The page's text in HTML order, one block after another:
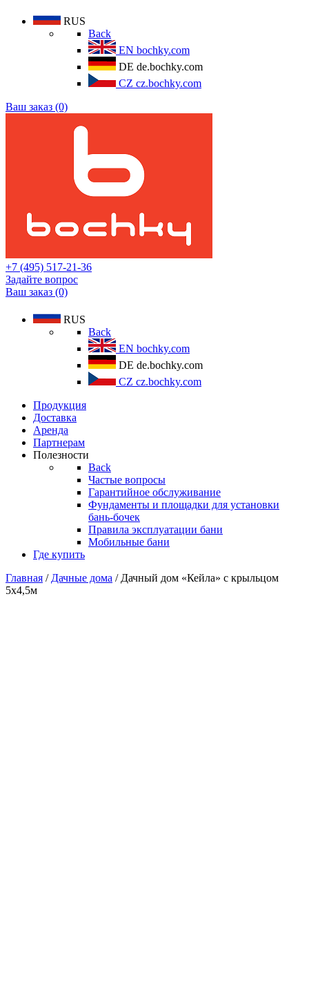
RUS
Back
EN bochky.com
DE de.bochky.com
CZ cz.bochky.com
Ваш заказ (0)
+7 (495) 517-21-36
Задайте вопрос
Ваш заказ (0)
RUS
Back
EN bochky.com
DE de.bochky.com
CZ cz.bochky.com
Продукция
Доставка
Аренда
Партнерам
Полезности
Back
Частые вопросы
Гарантийное обслуживание
Фундаменты и площадки для установки
бань-бочек
Правила эксплуатации бани
Мобильные бани
Где купить
Главная / Дачные дома / Дачный дом «Кейла» с крыльцом
5х4,5м